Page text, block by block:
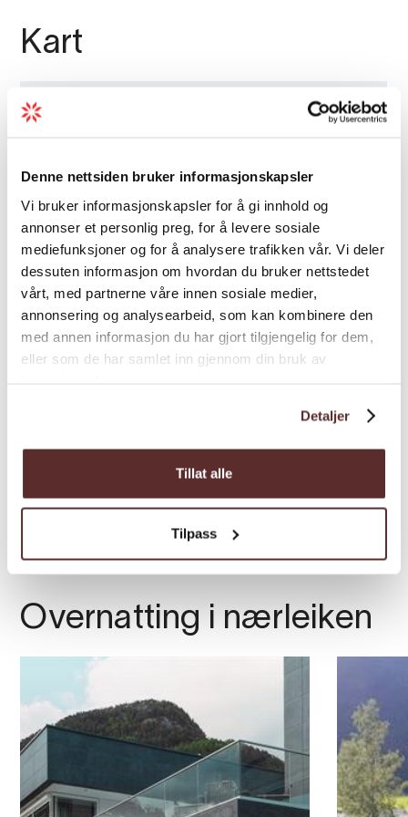
Denne nettsiden bruker informasjonskapsler
Vi bruker informasjonskapsler for å gi innhold og
annonser et personlig preg, for å levere sosiale
mediefunksjoner og for å analysere trafikken vår. Vi deler
dessuten informasjon om hvordan du bruker nettstedet
vårt, med partnerne våre innen sosiale medier,
annonsering og analysearbeid, som kan kombinere den
med annen informasjon du har gjort tilgjengelig for dem,
eller som de har samlet inn gjennom din bruk av
Detaljer
Tillat alle
Tilpass
Kart
Overnatting i nærleiken